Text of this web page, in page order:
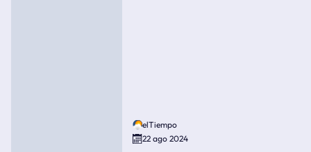
elTiempo
22 ago 2024